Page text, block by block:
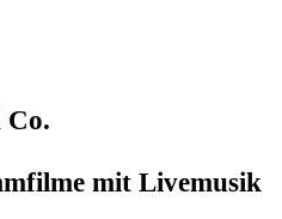
Co.
mit Livemusik